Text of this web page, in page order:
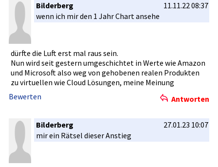
Bilderberg
11.11.22 08:37
wenn ich mir den 1 Jahr Chart ansehe
dürfte die Luft erst mal raus sein.
Nun wird seit gestern umgeschich­tet in Werte wie Amazon
und Microsoft also weg von gehobenen realen Produkten
zu virtuellen­ wie Cloud Lösungen, meine Meinung
Bewerten
Antworten
Bilderberg
27.01.23 10:07
mir ein Rätsel dieser Anstieg